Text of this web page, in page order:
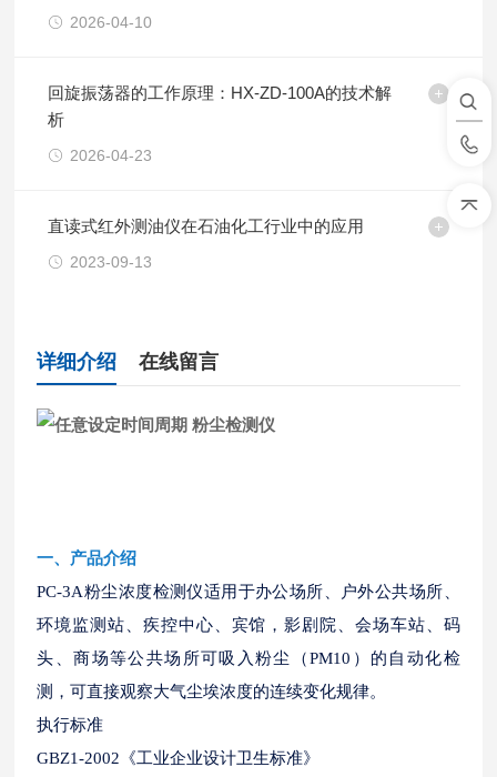
2026-04-10
回旋振荡器的工作原理：HX-ZD-100A的技术解
析
2026-04-23
直读式红外测油仪在石油化工行业中的应用
2023-09-13
详细介绍 在线留言
一、 产品介绍
PC-3A粉尘浓度检测仪适用于办公场所、户外公共场所、
环境监测站、疾控中心、宾馆，影剧院、会场车站、码
头、商场等公共场所可吸入粉尘（PM10）的自动化检
测，可直接观察大气尘埃浓度的连续变化规律。
执行标准
GBZ1-2002《工业企业设计卫生标准》